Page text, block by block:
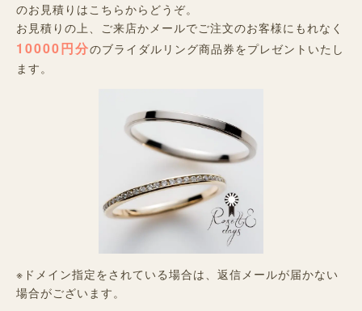
のお見積りはこちらからどうぞ。
お見積りの上、ご来店かメールでご注文のお客様にもれなく
10000円分のブライダルリング商品券をプレゼントいたし
ます。
※ドメイン指定をされている場合は、返信メールが届かない
場合がございます。